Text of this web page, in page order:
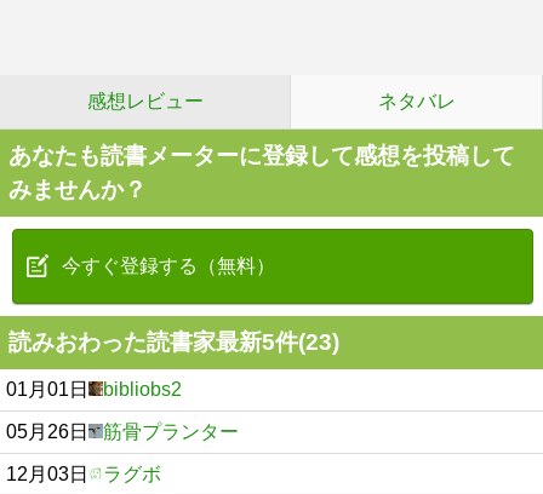
感想レビュー ネタバレ
あなたも読書メーターに登録して感想を投稿して
みませんか？
今すぐ登録する（無料）
読みおわった読書家最新5件(23)
01月01日 bibliobs2
05月26日 筋骨プランター
12月03日 ラグボ